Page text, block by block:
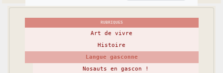
RUBRIQUES
Art de vivre
Histoire
Langue gasconne
Nosauts en gascon !